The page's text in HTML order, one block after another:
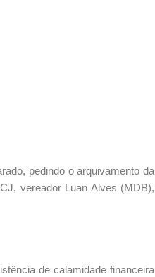
pedindo o arquivamento da
vereador Luan Alves (MDB),
de calamidade financeira